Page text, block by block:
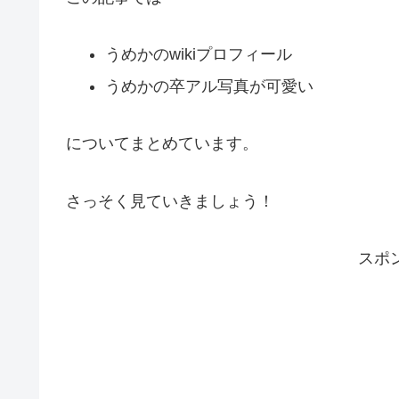
うめかのwikiプロフィール
うめかの卒アル写真が可愛い
についてまとめています。
さっそく見ていきましょう！
スポ